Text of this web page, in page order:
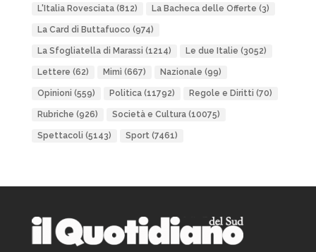
L'Italia Rovesciata(812) La Bacheca delle Offerte (3)
La Card di Buttafuoco (974)
La Sfogliatella di Marassi (1214) Le due Italie (3052)
Lettere (62) Mimì (667) Nazionale (99)
Opinioni (559) Politica(11792) Regole e Diritti (70)
Rubriche (926) Società e Cultura(10075)
Spettacoli (5143) Sport(7461)